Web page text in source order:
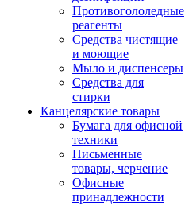
Противогололедные
реагенты
Средства чистящие
и моющие
Мыло и диспенсеры
Средства для
стирки
Канцелярские товары
Бумага для офисной
техники
Письменные
товары, черчение
Офисные
принадлежности